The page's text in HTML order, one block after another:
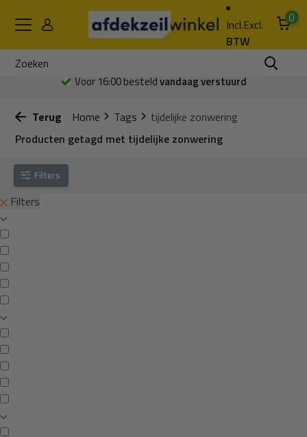
Incl.Excl.
BTW
0
Voor 16:00 besteldvandaag verstuurd
Terug Home Tags
tijdelijke zonwering
Producten getagd met tijdelijke zonwering
Filters
Filters